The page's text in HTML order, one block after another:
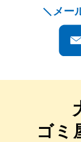
メー
ゴミ